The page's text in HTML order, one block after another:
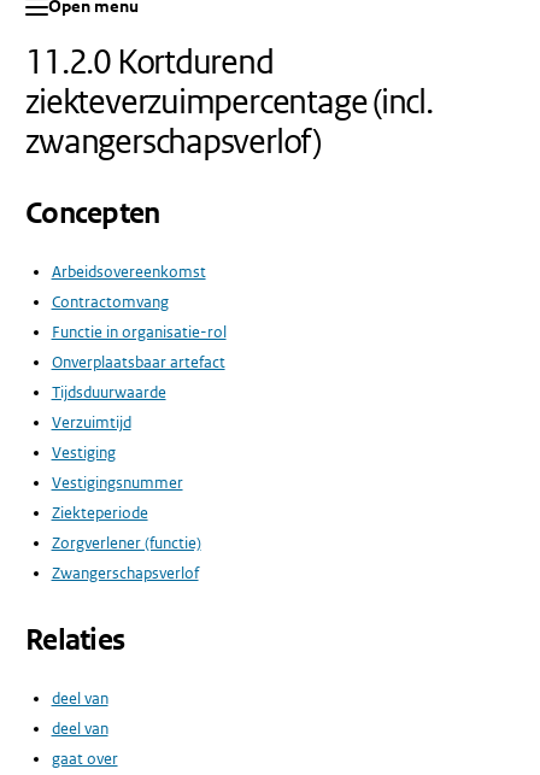
Open menu
11.2.0 Kortdurend
ziekteverzuimpercentage (incl.
zwangerschapsverlof)
Concepten
Arbeidsovereenkomst
Contractomvang
Functie in organisatie-rol
Onverplaatsbaar artefact
Tijdsduurwaarde
Verzuimtijd
Vestiging
Vestigingsnummer
Ziekteperiode
Zorgverlener (functie)
Zwangerschapsverlof
Relaties
deel van
deel van
gaat over